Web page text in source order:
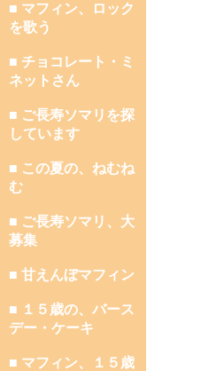
■ マフィン、ロック
を歌う
■ チョコレート・ミ
ネットさん
■ ご長寿ソマリを探
しています
■ この夏の、ねむね
む
■ ご長寿ソマリ、大
募集
■ 甘えんぼマフィン
■ １５歳の、バース
デー・ケーキ
■ マフィン、１５歳